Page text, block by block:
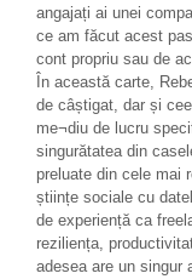
angajați ai unei
ce am făcut acest
cont propriu sau de
În această carte,
de câștigat, dar și
me¬diu de lucru
singurătatea din
preluate din cele mai
științe sociale cu
de experiență ca
reziliența,
adesea are un singur